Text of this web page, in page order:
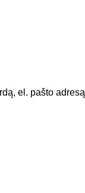
el. pašto